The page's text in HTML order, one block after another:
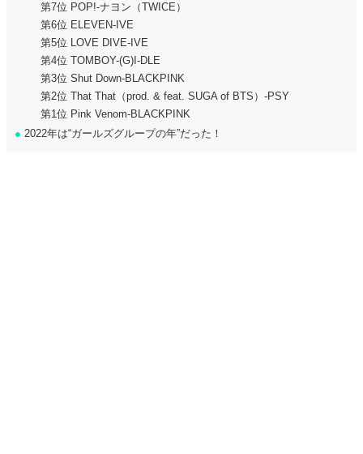
第7位 POP!-ナヨン（TWICE）
第6位 ELEVEN-IVE
第5位 LOVE DIVE-IVE
第4位 TOMBOY-(G)I-DLE
第3位 Shut Down-BLACKPINK
第2位 That That（prod. & feat. SUGA of BTS）-PSY
第1位 Pink Venom-BLACKPINK
● 2022年は“ガールズグループの年”だった！